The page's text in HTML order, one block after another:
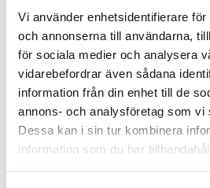
Vi använder enhetsidentifierare
och annonserna till användarna,
för sociala medier och analysera
vidarebefordrar även sådana
information från din enhet till de
annons- och analysföretag som vi
Dessa kan i sin tur kombinera
information som du har
samlat in när du har använt deras
Vi reder ut
Begreppethästnäringomfattar
alla aktiviteter som baseras på
innehav av hästar, såväl hobby-
verksamheter som omsättning
varor och tjänster.